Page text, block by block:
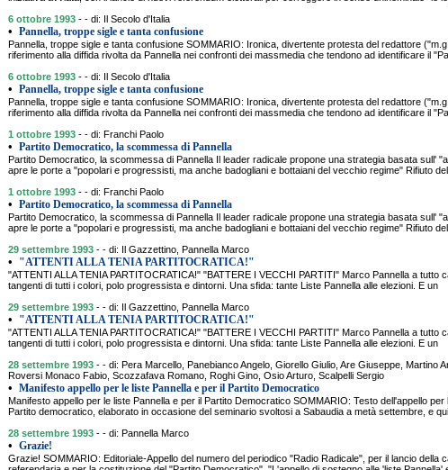
6 ottobre 1993 - - di: Il Secolo d'Italia
• Pannella, troppe sigle e tanta confusione
Pannella, troppe sigle e tanta confusione SOMMARIO: Ironica, divertente protesta del redattore
riferimento alla diffida rivolta da Pannella nei confronti dei massmedia che tendono ad identificare il
6 ottobre 1993 - - di: Il Secolo d'Italia
• Pannella, troppe sigle e tanta confusione
Pannella, troppe sigle e tanta confusione SOMMARIO: Ironica, divertente protesta del redattore
riferimento alla diffida rivolta da Pannella nei confronti dei massmedia che tendono ad identificare il
1 ottobre 1993 - - di: Franchi Paolo
• Partito Democratico, la scommessa di Pannella
Partito Democratico, la scommessa di Pannella Il leader radicale propone una strategia basata sull'
apre le porte a "popolari e progressisti, ma anche badogliani e bottaiani del vecchio regime" Rifiuto
1 ottobre 1993 - - di: Franchi Paolo
• Partito Democratico, la scommessa di Pannella
Partito Democratico, la scommessa di Pannella Il leader radicale propone una strategia basata sull'
apre le porte a "popolari e progressisti, ma anche badogliani e bottaiani del vecchio regime" Rifiuto
29 settembre 1993 - - di: Il Gazzettino, Pannella Marco
• "ATTENTI ALLA TENIA PARTITOCRATICA!"
"ATTENTI ALLA TENIA PARTITOCRATICA!" "BATTERE I VECCHI PARTITI" Marco Pannella a tutto
tangenti di tutti i colori, polo progressista e dintorni. Una sfida: tante Liste Pannella alle elezioni. E un
29 settembre 1993 - - di: Il Gazzettino, Pannella Marco
• "ATTENTI ALLA TENIA PARTITOCRATICA!"
"ATTENTI ALLA TENIA PARTITOCRATICA!" "BATTERE I VECCHI PARTITI" Marco Pannella a tutto
tangenti di tutti i colori, polo progressista e dintorni. Una sfida: tante Liste Pannella alle elezioni. E un
28 settembre 1993 - - di: Pera Marcello, Panebianco Angelo, Giorello Giulio, Are Giuseppe, Martino
Roversi Monaco Fabio, Scozzafava Romano, Roghi Gino, Osio Arturo, Scalpelli Sergio
• Manifesto appello per le liste Pannella e per il Partito Democratico
Manifesto appello per le liste Pannella e per il Partito Democratico SOMMARIO: Testo dell'appello per
Partito democratico, elaborato in occasione del seminario svoltosi a Sabaudia a metà settembre, e
28 settembre 1993 - - di: Pannella Marco
• Grazie!
Grazie! SOMMARIO: Editoriale-Appello del numero del periodico "Radio Radicale", per il lancio della